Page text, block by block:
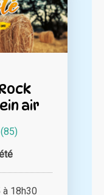
air
18h30